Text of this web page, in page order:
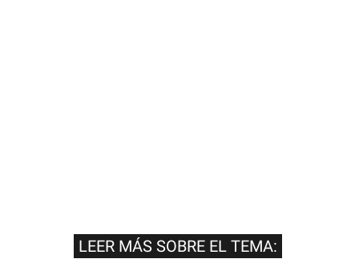
LEER MÁS SOBRE EL TEMA: